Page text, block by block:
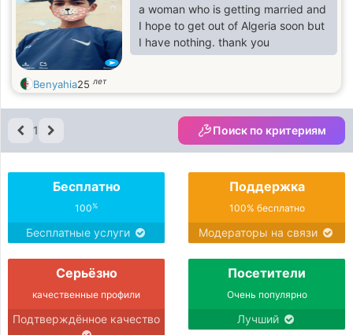
a woman who is getting married and
I hope to get out of Algeria soon but
I have nothing. thank you
Benyahia25 лет
1 Поиск по критериям
Бесплатно
100%
Бесплатные услуги
Поддержка
100% бесплатно
Модераторы на связи
Серьёзно
качественные профили
Подтверждённое качество
Посетители
Очень популярно
Лучший